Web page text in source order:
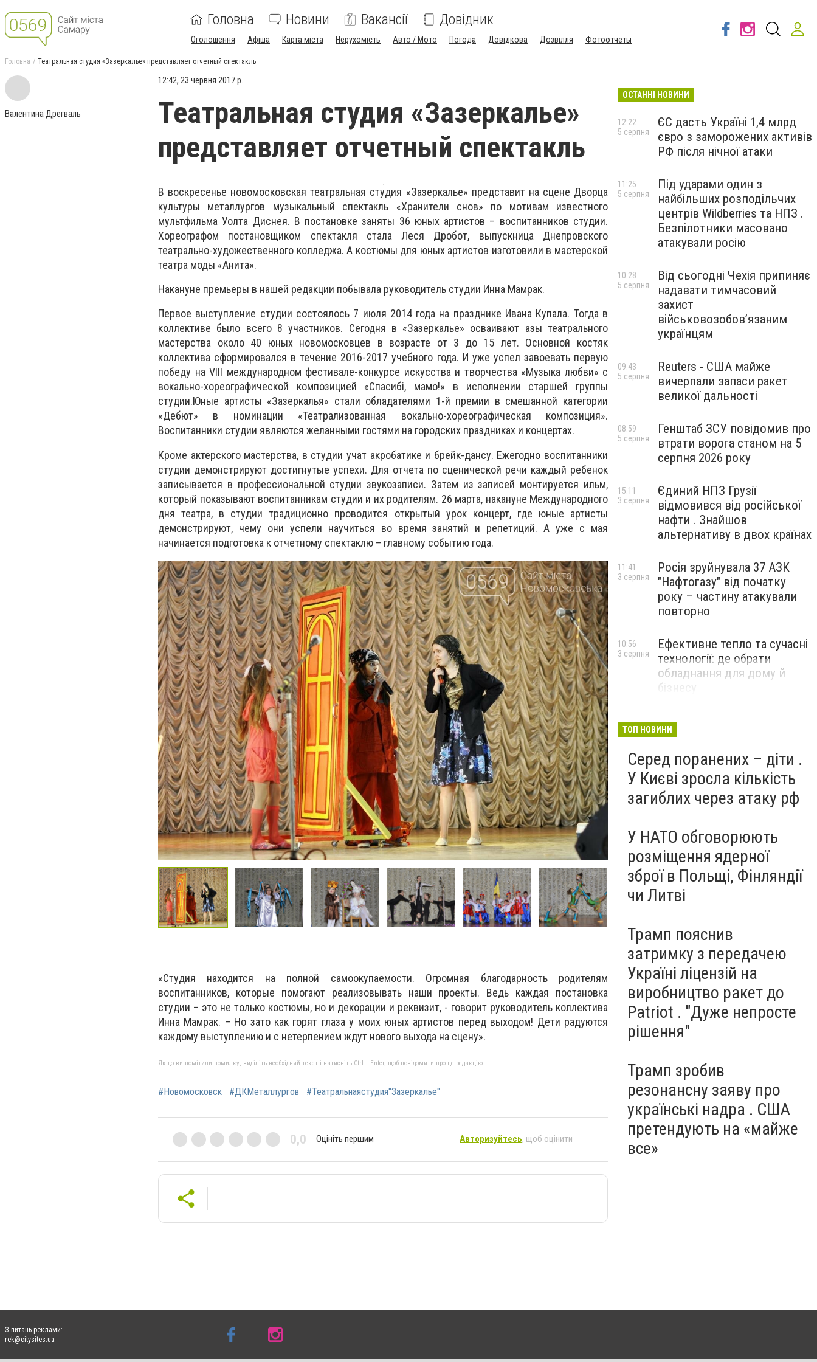
Головна Новини Вакансії Довідник
Оголошення Афіша Карта міста Нерухомість Авто / Мото Погода Довідкова Дозвілля Фотоотчеты
Головна Театральная студия «Зазеркалье» представляет отчетный спектакль
Валентина Дрегваль
12:42, 23 червня 2017 р.
Театральная студия «Зазеркалье»
представляет отчетный спектакль
В воскресенье новомосковская театральная студия «Зазеркалье» представит на сцене Дворца
культуры металлургов музыкальный спектакль «Хранители снов» по мотивам известного
мультфильма Уолта Диснея. В постановке заняты 36 юных артистов – воспитанников студии.
Хореографом постановщиком спектакля стала Леся Дробот, выпускница Днепровского
театрально-художественного колледжа. А костюмы для юных артистов изготовили в мастерской
театра моды «Анита».
Накануне премьеры в нашей редакции побывала руководитель студии Инна Мамрак.
Первое выступление студии состоялось 7 июля 2014 года на празднике Ивана Купала. Тогда в
коллективе было всего 8 участников. Сегодня в «Зазеркалье» осваивают азы театрального
мастерства около 40 юных новомосковцев в возрасте от 3 до 15 лет. Основной костяк
коллектива сформировался в течение 2016-2017 учебного года. И уже успел завоевать первую
победу на VІІІ международном фестивале-конкурсе искусства и творчества «Музыка любви» с
вокально-хореографической композицией «Спасибі, мамо!» в исполнении старшей группы
студии.Юные артисты «Зазеркалья» стали обладателями 1-й премии в смешанной категории
«Дебют» в номинации «Театрализованная вокально-хореографическая композиция».
Воспитанники студии являются желанными гостями на городских праздниках и концертах.
Кроме актерского мастерства, в студии учат акробатике и брейк-дансу. Ежегодно воспитанники
студии демонстрируют достигнутые успехи. Для отчета по сценической речи каждый ребенок
записывается в профессиональной студии звукозаписи. Затем из записей монтируется ильм,
который показывают воспитанникам студии и их родителям. 26 марта, накануне Международного
дня театра, в студии традиционно проводится открытый урок концерт, где юные артисты
демонстрируют, чему они успели научиться во время занятий и репетиций. А уже с мая
начинается подготовка к отчетному спектаклю – главному событию года.
«Студия находится на полной самоокупаемости. Огромная благодарность родителям
воспитанников, которые помогают реализовывать наши проекты. Ведь каждая постановка
студии – это не только костюмы, но и декорации и реквизит, - говорит руководитель коллектива
Инна Мамрак. – Но зато как горят глаза у моих юных артистов перед выходом! Дети радуются
каждому выступлению и с нетерпением ждут нового выхода на сцену».
Якщо ви помітили помилку, виділіть необхідний текст і натисніть Ctrl + Enter, щоб повідомити про це редакцію
#Новомосковск #ДКМеталлургов #Театральнаястудия"Зазеркалье"
0,0 Оцініть першим Авторизуйтесь, щоб оцінити
ОСТАННІ НОВИНИ
ЄС дасть Україні 1,4 млрд
євро з заморожених активів
РФ після нічної атаки
12:22
5 серпня
Під ударами один з
найбільших розподільчих
центрів Wildberries та НПЗ .
Безпілотники масовано
атакували росію
11:25
5 серпня
Від сьогодні Чехія припиняє
надавати тимчасовий
захист
військовозобов’язаним
українцям
10:28
5 серпня
Reuters - США майже
вичерпали запаси ракет
великої дальності
09:43
5 серпня
Генштаб ЗСУ повідомив про
втрати ворога станом на 5
серпня 2026 року
08:59
5 серпня
Єдиний НПЗ Грузії
відмовився від російської
нафти . Знайшов
альтернативу в двох країнах
15:11
3 серпня
Росія зруйнувала 37 АЗК
"Нафтогазу" від початку
року – частину атакували
повторно
11:41
3 серпня
Ефективне тепло та сучасні
технології: де обрати
обладнання для дому й
бізнесу
10:56
3 серпня
ТОП НОВИНИ
Серед поранених – діти .
У Києві зросла кількість
загиблих через атаку рф
У НАТО обговорюють
розміщення ядерної
зброї в Польщі, Фінляндії
чи Литві
Трамп пояснив
затримку з передачею
Україні ліцензій на
виробництво ракет до
Patriot . "Дуже непросте
рішення"
Трамп зробив
резонансну заяву про
українські надра . США
претендують на «майже
все»
З питань реклами:
rek@citysites.ua